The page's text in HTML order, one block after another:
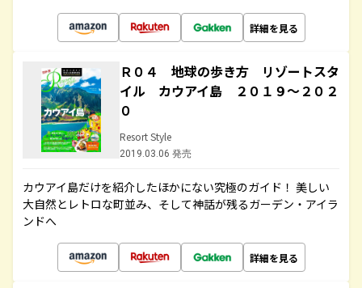
詳細を見る
Ｒ０４ 地球の歩き方 リゾートスタ
イル カウアイ島 ２０１９～２０２
０
Resort Style
2019.03.06 発売
カウアイ島だけを紹介したほかにない究極のガイド！ 美しい
大自然とレトロな町並み、そして神話が残るガーデン・アイラ
ンドへ
詳細を見る